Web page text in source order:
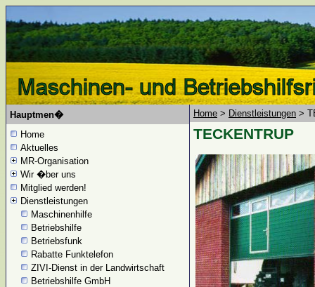
Hauptmen�
Home
Aktuelles
MR-Organisation
Wir �ber uns
Mitglied werden!
Dienstleistungen
Maschinenhilfe
Betriebshilfe
Betriebsfunk
Rabatte Funktelefon
ZIVI-Dienst in der Landwirtschaft
Betriebshilfe GmbH
Home > Dienstleistungen >
TECKENTRUP